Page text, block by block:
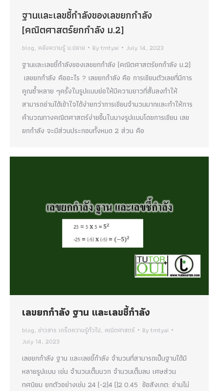
ฐานและเลขชี้กำลังของเลขยกกำลัง
[คณิตศาสตร์ยกกำลัง ม.2]
blog, คลังความรู้ ม.ปลาย Bytmtyai July 14, 2023
ฐานและเลขชี้กำลังของเลขยกกำลัง [คณิตศาสตร์ยกกำลัง ม.2]
เลขยกกำลัง คืออะไร ? เลขยกกำลัง คือ การเขียนตัวเลขที่มีการ
คูณซ้ำหลาย ๆครั้งในรูปแบบย่อให้มีความยาวที่สั้นลงทำให้
สามารถอ่านได้เข้าใจได้ง่ายกว่าการเขียนจำนวนมากและทำให้การ
คำนวณทางคณิตศาสตร์ง่ายขึ้นในบางรูปแบบโดยการเขียน เลข
ยกกำลัง จะมีส่วนประกอบทั้งหมด 2 ส่วน คือ
เลขยกกำลัง ฐาน และเลขชี้กำลัง
blog, ข่าวสาร เกร็ดความรู้ทั่วไป, คณิตศาสตร์ Bytmtyai
July 14, 2023
เลขยกกำลัง ฐาน และเลขชี้กำลัง จำนวนที่สามารถเป็นฐานได้มี
หลายรูปแบบ เช่น จำนวนเต็มบวก จำนวนเต็มลบ เศษส่วน
ทศนิยม ยกตัวอย่างเช่น 24 (-2)4 ()2 0.45 ข้อสังเกต: อ่านไม่